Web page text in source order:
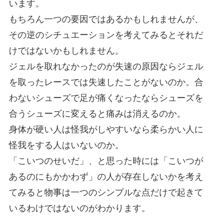
います。
もちろん一つの要因ではあるかもしれませんが、
その逆のシチュエーションを考えてみるとそれだ
けではないかもしれません。
ジェルを取れなかったのが失速の原因ならジェル
を取ったレースでは失速したことがないのか。合
わないシューズで足が痛くなったならシューズを
合うシューズに変えると痛みは消えるのか。
身体が硬い人は怪我がしやすいなら柔らかい人に
怪我をする人はいないのか。
「こいつのせいだ」、と思った時には「こいつが
あるのにもかかわず」の人が存在しないかを考え
てみると物事は一つのシンプルな点だけで起きて
いるわけではないのがわかります。